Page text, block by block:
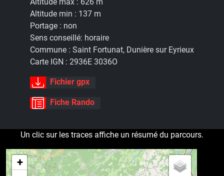
Altitude max : 626 m
Altitude min : 137 m
Portage : non
Sens conseillé: horaire
Commune : Saint Fortunat, Dunière sur Eyrieux
Carte IGN : 2936E 3036O
Fichier gpx
Fiche Rando
Un clic sur les traces affiche un résumé du parcours.
+